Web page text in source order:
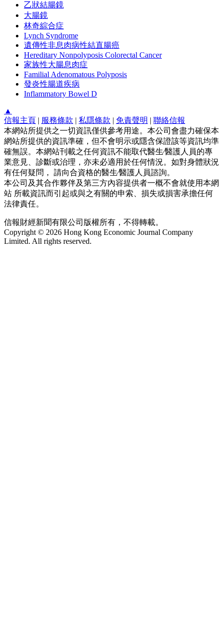
乙狀結腸鏡
大腸鏡
林奇綜合症
Lynch Syndrome
遺傳性非息肉病性結直腸癌
Hereditary Nonpolyposis Colorectal Cancer
家族性大腸息肉症
Familial Adenomatous Polyposis
發炎性腸道疾病
Inflammatory Bowel D
▲
信報主頁 | 服務條款 | 私隱條款 | 免責聲明 | 聯絡信報
本網站所提供之一切資訊僅供參考用途。本公司會盡力確保本
網站所提供的資訊準確，但不會明示或隱含保證該等資訊均準
確無誤。本網站刊載之任何資訊不能取代醫生∕醫護人員的專
業意見、診斷或治理，亦未必適用於任何情況。如對身體狀況
有任何疑問， 請向合資格的醫生∕醫護人員諮詢。
本公司及其合作夥伴及第三方內容提供者一概不會就使用本網
站 所載資訊而引起或與之有關的申索、損失或損害承擔任何
法律責任。
信報財經新聞有限公司版權所有，不得轉載。
Copyright © 2026 Hong Kong Economic Journal Company
Limited. All rights reserved.